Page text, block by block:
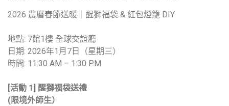
2026 農曆春節送暖｜醒獅福袋 & 紅包燈籠 DIY
地點: 7館1樓 全球交誼廳
日期: 2026年1月7日（星期三）
時間: 11:30 AM – 1:30 PM
[活動 1] 醒獅福袋送禮
(限境外師生）